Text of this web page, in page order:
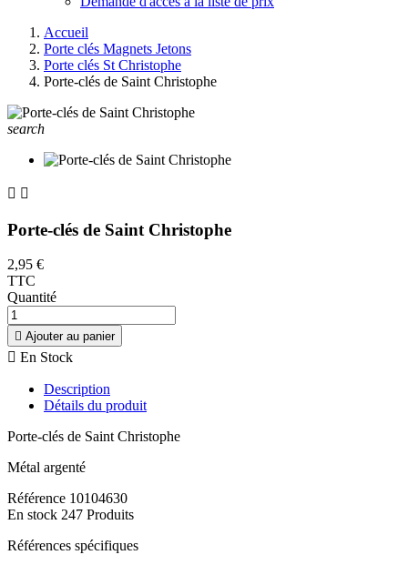
Accueil
Porte clés Magnets Jetons
Porte clés St Christophe
Porte-clés de Saint Christophe
search
 
Porte-clés de Saint Christophe
2,95 €
TTC
Quantité
 Ajouter au panier
 En Stock
Description
Détails du produit
Porte-clés de Saint Christophe
Métal argenté
Référence 10104630
En stock 247 Produits
Références spécifiques